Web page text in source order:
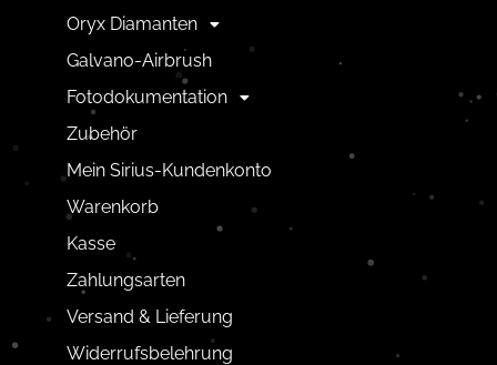
Oryx Diamanten
Galvano-Airbrush
Fotodokumentation
Zubehör
Mein Sirius-Kundenkonto
Warenkorb
Kasse
Zahlungsarten
Versand & Lieferung
Widerrufsbelehrung